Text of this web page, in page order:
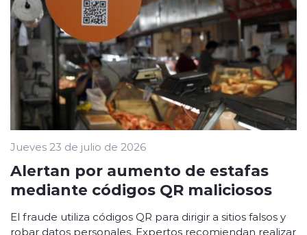
Jueves 23 de julio de 2026
Alertan por aumento de estafas
mediante códigos QR maliciosos
El fraude utiliza códigos QR para dirigir a sitios falsos y
robar datos personales. Expertos recomiendan realizar